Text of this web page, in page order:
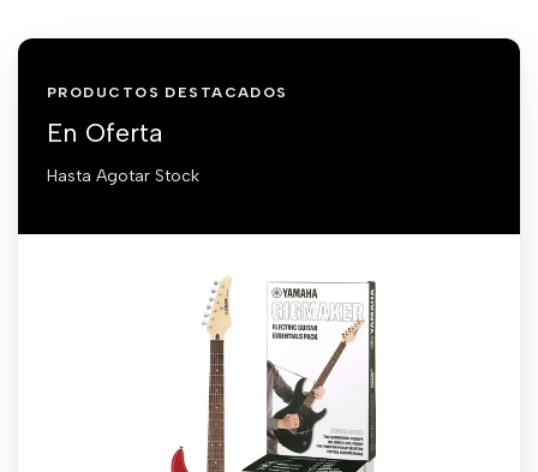
PRODUCTOS DESTACADOS
En Oferta
Hasta Agotar Stock